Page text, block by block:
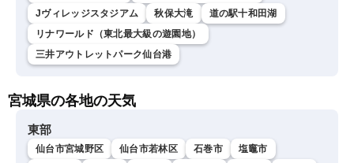
Jヴィレッジスタジアム
秋保大滝
道の駅十和田湖
リナワールド（東北最大級の遊園地）
三井アウトレットパーク仙台港
宮城県の各地の天気
東部
仙台市宮城野区 仙台市若林区 石巻市
塩竈市